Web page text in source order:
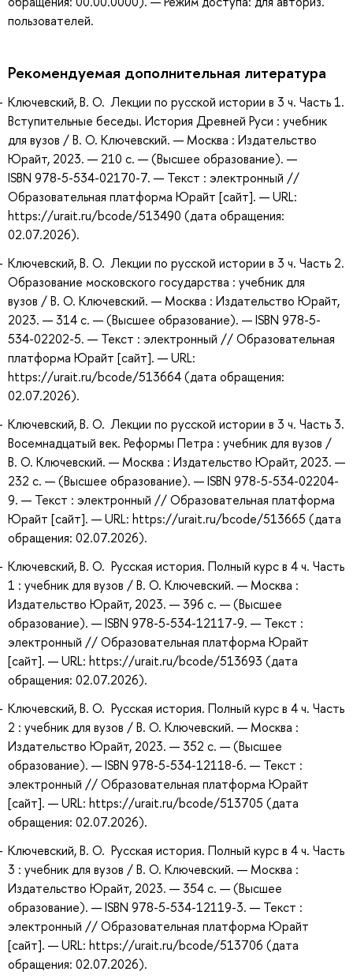
пользователей.
Рекомендуемая дополнительная литература
Ключевский, В. О. Лекции по русской истории в 3 ч. Часть 1.
Вступительные беседы. История Древней Руси : учебник
для вузов / В. О. Ключевский. — Москва : Издательство
Юрайт, 2023. — 210 с. — (Высшее образование). —
ISBN 978-5-534-02170-7. — Текст : электронный //
Образовательная платформа Юрайт [сайт]. — URL:
https://urait.ru/bcode/513490 (дата обращения:
02.07.2026).
Ключевский, В. О. Лекции по русской истории в 3 ч. Часть 2.
Образование московского государства : учебник для
вузов / В. О. Ключевский. — Москва : Издательство Юрайт,
2023. — 314 с. — (Высшее образование). — ISBN 978-5-
534-02202-5. — Текст : электронный // Образовательная
платформа Юрайт [сайт]. — URL:
https://urait.ru/bcode/513664 (дата обращения:
02.07.2026).
Ключевский, В. О. Лекции по русской истории в 3 ч. Часть 3.
Восемнадцатый век. Реформы Петра : учебник для вузов /
В. О. Ключевский. — Москва : Издательство Юрайт, 2023. —
232 с. — (Высшее образование). — ISBN 978-5-534-02204-
9. — Текст : электронный // Образовательная платформа
Юрайт [сайт]. — URL: https://urait.ru/bcode/513665 (дата
обращения: 02.07.2026).
Ключевский, В. О. Русская история. Полный курс в 4 ч. Часть
1 : учебник для вузов / В. О. Ключевский. — Москва :
Издательство Юрайт, 2023. — 396 с. — (Высшее
образование). — ISBN 978-5-534-12117-9. — Текст :
электронный // Образовательная платформа Юрайт
[сайт]. — URL: https://urait.ru/bcode/513693 (дата
обращения: 02.07.2026).
Ключевский, В. О. Русская история. Полный курс в 4 ч. Часть
2 : учебник для вузов / В. О. Ключевский. — Москва :
Издательство Юрайт, 2023. — 352 с. — (Высшее
образование). — ISBN 978-5-534-12118-6. — Текст :
электронный // Образовательная платформа Юрайт
[сайт]. — URL: https://urait.ru/bcode/513705 (дата
обращения: 02.07.2026).
Ключевский, В. О. Русская история. Полный курс в 4 ч. Часть
3 : учебник для вузов / В. О. Ключевский. — Москва :
Издательство Юрайт, 2023. — 354 с. — (Высшее
образование). — ISBN 978-5-534-12119-3. — Текст :
электронный // Образовательная платформа Юрайт
[сайт]. — URL: https://urait.ru/bcode/513706 (дата
обращения: 02.07.2026).